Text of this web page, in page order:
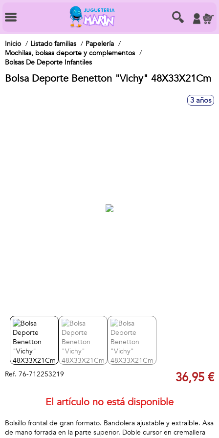
Inicio Listado familias
Papelería
Mochilas, bolsas deporte y complementos
Bolsas De Deporte Infantiles
Bolsa Deporte Benetton "Vichy" 48X33X21Cm
3 años
Ref. 76-712253219 36,95 €
El artículo no está disponible
Bolsillo frontal de gran formato. Bandolera ajustable y extraible. Asa
de mano forrada en la parte superior. Doble cursor en cremallera